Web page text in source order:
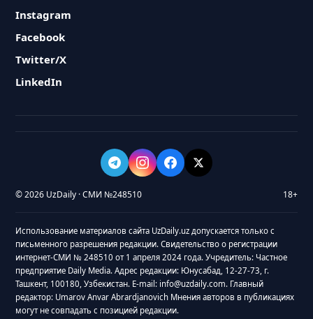
Instagram
Facebook
Twitter/X
LinkedIn
© 2026 UzDaily · СМИ №248510 18+
Использование материалов сайта UzDaily.uz допускается только с
письменного разрешения редакции. Свидетельство о регистрации
интернет-СМИ № 248510 от 1 апреля 2024 года. Учредитель: Частное
предприятие Daily Media. Адрес редакции: Юнусабад, 12-27-73, г.
Ташкент, 100180, Узбекистан. E-mail: info@uzdaily.com. Главный
редактор: Umarov Anvar Abrardjanovich Мнения авторов в публикациях
могут не совпадать с позицией редакции.